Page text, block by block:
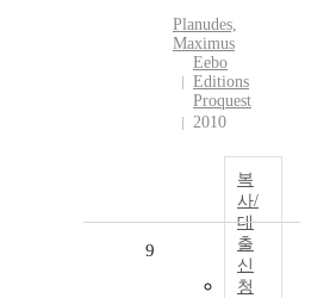
Planudes,
Maximus
Eebo
Editions
Proquest
2010
복
사/
대
출
신
청
9